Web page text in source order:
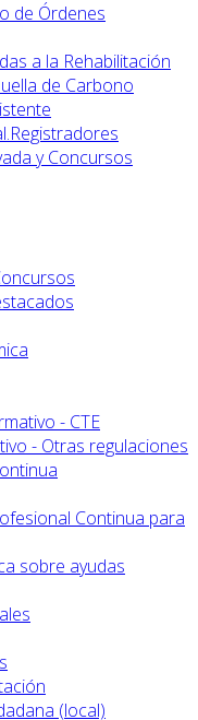
de Órdenes
a la Rehabilitación
de Carbono
y Concursos
- CTE
- Otras regulaciones
Continua para
sobre ayudas
(local)